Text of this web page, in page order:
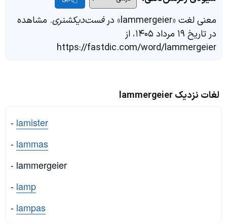
معنی لغت «lammergeier» در فست‌دیکشنری. مشاهده
در تاریخ ۱۹ مرداد ۱۴۰۵، از
https://fastdic.com/word/lammergeier
لغات نزدیک lammergeier
- lamister
- lammas
- lammergeier
- lamp
- lampas